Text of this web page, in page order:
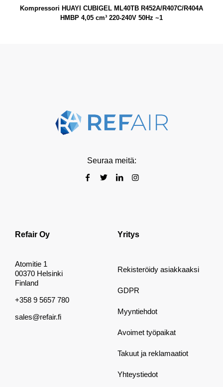
Kompressori HUAYI CUBIGEL ML40TB R452A/R407C/R404A
HMBP 4,05 cm³ 220-240V 50Hz ~1
Seuraa meitä:
Refair Oy
Atomitie 1
00370 Helsinki
Finland
+358 9 5657 780
sales@refair.fi
Yritys
Rekisteröidy asiakkaaksi
GDPR
Myyntiehdot
Avoimet työpaikat
Takuut ja reklamaatiot
Yhteystiedot